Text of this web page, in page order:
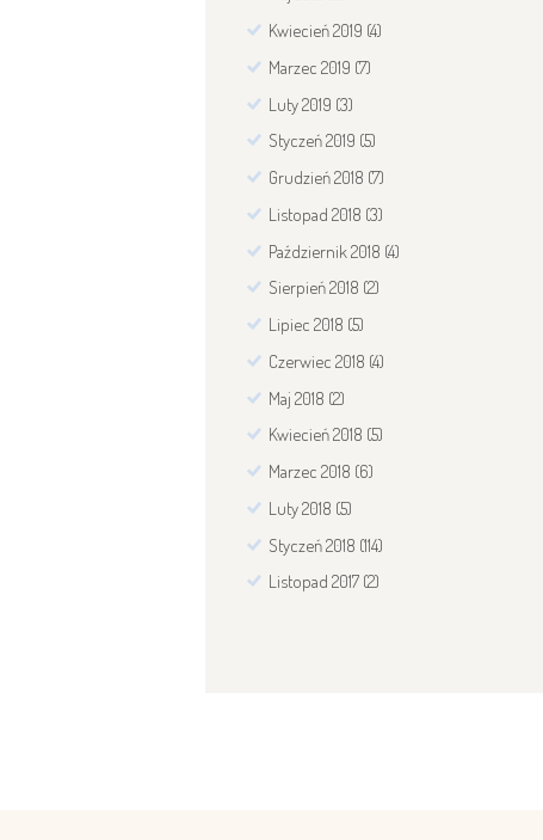
Kwiecień2019 (4)
Marzec 2019 (7)
Luty2019 (3)
Styczeń2019 (5)
Grudzień2018 (7)
Listopad 2018 (3)
Październik2018 (4)
Sierpień2018 (2)
Lipiec 2018 (5)
Czerwiec 2018 (4)
Maj 2018 (2)
Kwiecień2018 (5)
Marzec 2018 (6)
Luty2018 (5)
Styczeń2018 (114)
Listopad 2017 (2)